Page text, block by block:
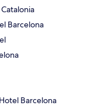
Barcelona
Barcelona